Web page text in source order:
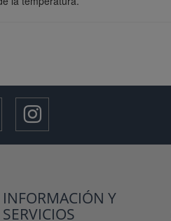
INFORMACIÓN Y
SERVICIOS